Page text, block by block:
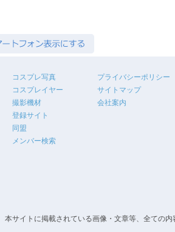
コスプレ写真
コスプレイヤー
撮影機材
登録サイト
同盟
メンバー検索
プライバシーポリシー
サイトマップ
会社案内
本サイトに掲載されている画像・文章等、全ての